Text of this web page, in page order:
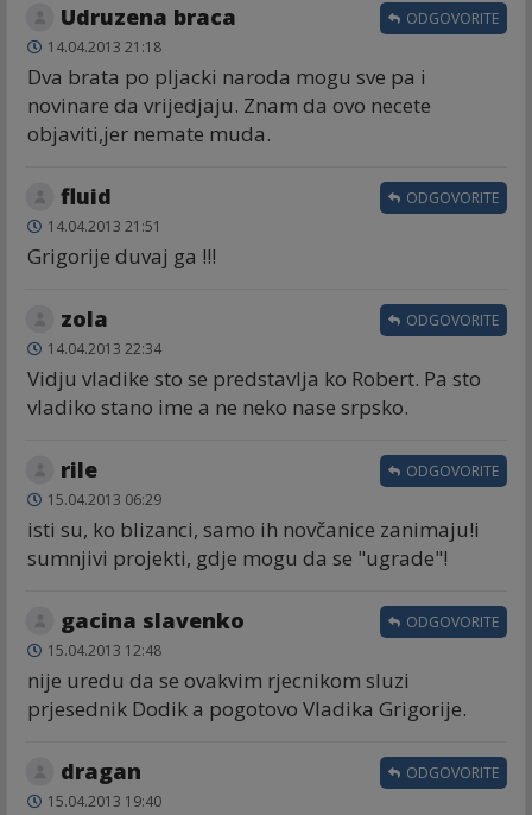
Udruzena braca
14.04.2013 21:18
Dva brata po pljacki naroda mogu sve pa i
novinare da vrijedjaju. Znam da ovo necete
objaviti,jer nemate muda.
ODGOVORITE
fluid
14.04.2013 21:51
Grigorije duvaj ga !!!
ODGOVORITE
zola
14.04.2013 22:34
Vidju vladike sto se predstavlja ko Robert. Pa sto
vladiko stano ime a ne neko nase srpsko.
ODGOVORITE
rile
15.04.2013 06:29
isti su, ko blizanci, samo ih novčanice zanimaju!i
sumnjivi projekti, gdje mogu da se "ugrade"!
ODGOVORITE
gacina slavenko
15.04.2013 12:48
nije uredu da se ovakvim rjecnikom sluzi
prjesednik Dodik a pogotovo Vladika Grigorije.
ODGOVORITE
dragan
15.04.2013 19:40
ODGOVORITE